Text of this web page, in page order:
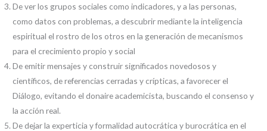
De ver los grupos sociales como indicadores, y a las personas,
como datos con problemas, a descubrir mediante la inteligencia
espiritual el rostro de los otros en la generación de mecanismos
para el crecimiento propio y social
De emitir mensajes y construir significados novedosos y
científicos, de referencias cerradas y crípticas, a favorecer el
Diálogo, evitando el donaire academicista, buscando el consenso y
la acción real.
De dejar la experticia y formalidad autocrática y burocrática en el